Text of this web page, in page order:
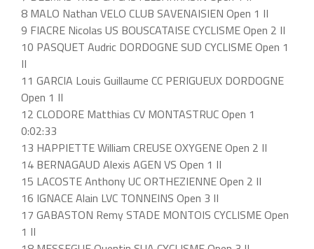
8 MALO Nathan VELO CLUB SAVENAISIEN Open 1 II
9 FIACRE Nicolas US BOUSCATAISE CYCLISME Open 2 II
10 PASQUET Audric DORDOGNE SUD CYCLISME Open 1
II
11 GARCIA Louis Guillaume CC PERIGUEUX DORDOGNE
Open 1 II
12 CLODORE Matthias CV MONTASTRUC Open 1
0:02:33
13 HAPPIETTE William CREUSE OXYGENE Open 2 II
14 BERNAGAUD Alexis AGEN VS Open 1 II
15 LACOSTE Anthony UC ORTHEZIENNE Open 2 II
16 IGNACE Alain LVC TONNEINS Open 3 II
17 GABASTON Remy STADE MONTOIS CYCLISME Open
1 II